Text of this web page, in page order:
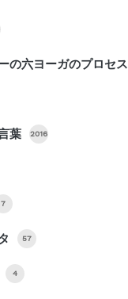
の六ヨーガのプロセス
葉 2016
7
57
4